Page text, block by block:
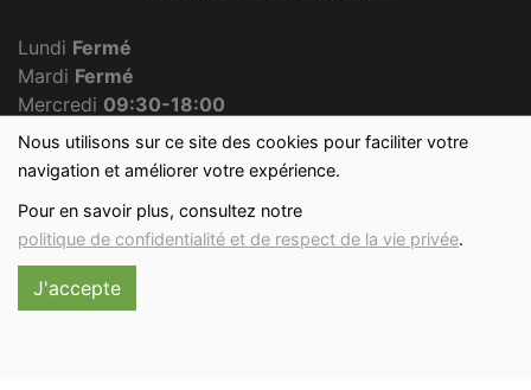
Nous utilisons sur ce site des cookies pour faciliter votre
navigation et améliorer votre expérience.
Pour en savoir plus, consultez notre
politique de confidentialité et de respect de la vie privée.
J'accepte
Lundi Fermé
Mardi Fermé
Mercredi 09:30-18:00
JeudiFermé
Vendredi 09:30-18:00
Dimanche09:30-12:00